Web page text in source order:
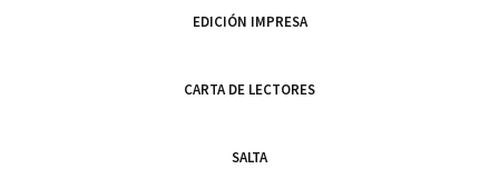
EDICIÓN IMPRESA
CARTA DE LECTORES
SALTA